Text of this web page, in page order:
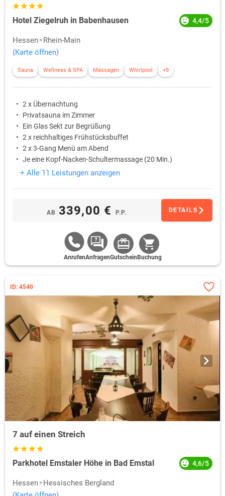
Hotel Ziegelruh in Babenhausen 4,4/5
Hessen
Rhein-Main
(Karte öffnen)
Sauna Wellness & SPA Massagen Whirlpool +9
2 x Übernachtung
Privatsauna im Zimmer
Ein Glas Sekt zur Begrüßung
2 x reichhaltiges Frühstücksbuffet
2 x 3-Gang Menü am Abend
Je eine Kopf-Nacken-Schultermassage (20 Min.)
+ Alle 11 Leistungen anzeigen
AB 339,00 € P.P. DETAILS
AnrufenAnfragenGutschein Buchung
ID: 4540
7 auf einen Streich
Parkhotel Emstaler Höhe in Bad Emstal 4,6/5
Hessen
Hessisches Bergland